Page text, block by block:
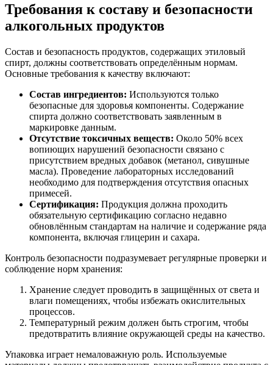
Требования к составу и безопасности
алкогольных продуктов
Состав и безопасность продуктов, содержащих этиловый
спирт, должны соответствовать определённым нормам.
Основные требования к качеству включают:
Состав ингредиентов: Используются только
безопасные для здоровья компоненты. Содержание
спирта должно соответствовать заявленным в
маркировке данным.
Отсутствие токсичных веществ: Около 50% всех
вопиющих нарушений безопасности связано с
присутствием вредных добавок (метанол, сивушные
масла). Проведение лабораторных исследований
необходимо для подтверждения отсутствия опасных
примесей.
Сертификация: Продукция должна проходить
обязательную сертификацию согласно недавно
обновлённым стандартам на наличие и содержание ряда
компонента, включая глицерин и сахара.
Контроль безопасности подразумевает регулярные проверки и
соблюдение норм хранения:
Хранение следует проводить в защищённых от света и
влаги помещениях, чтобы избежать окислительных
процессов.
Температурный режим должен быть строгим, чтобы
предотвратить влияние окружающей среды на качество.
Упаковка играет немаловажную роль. Используемые